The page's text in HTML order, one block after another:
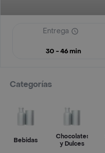
Entrega
30 - 46 min
Categorías
Bebidas
Chocolates
y Dulces